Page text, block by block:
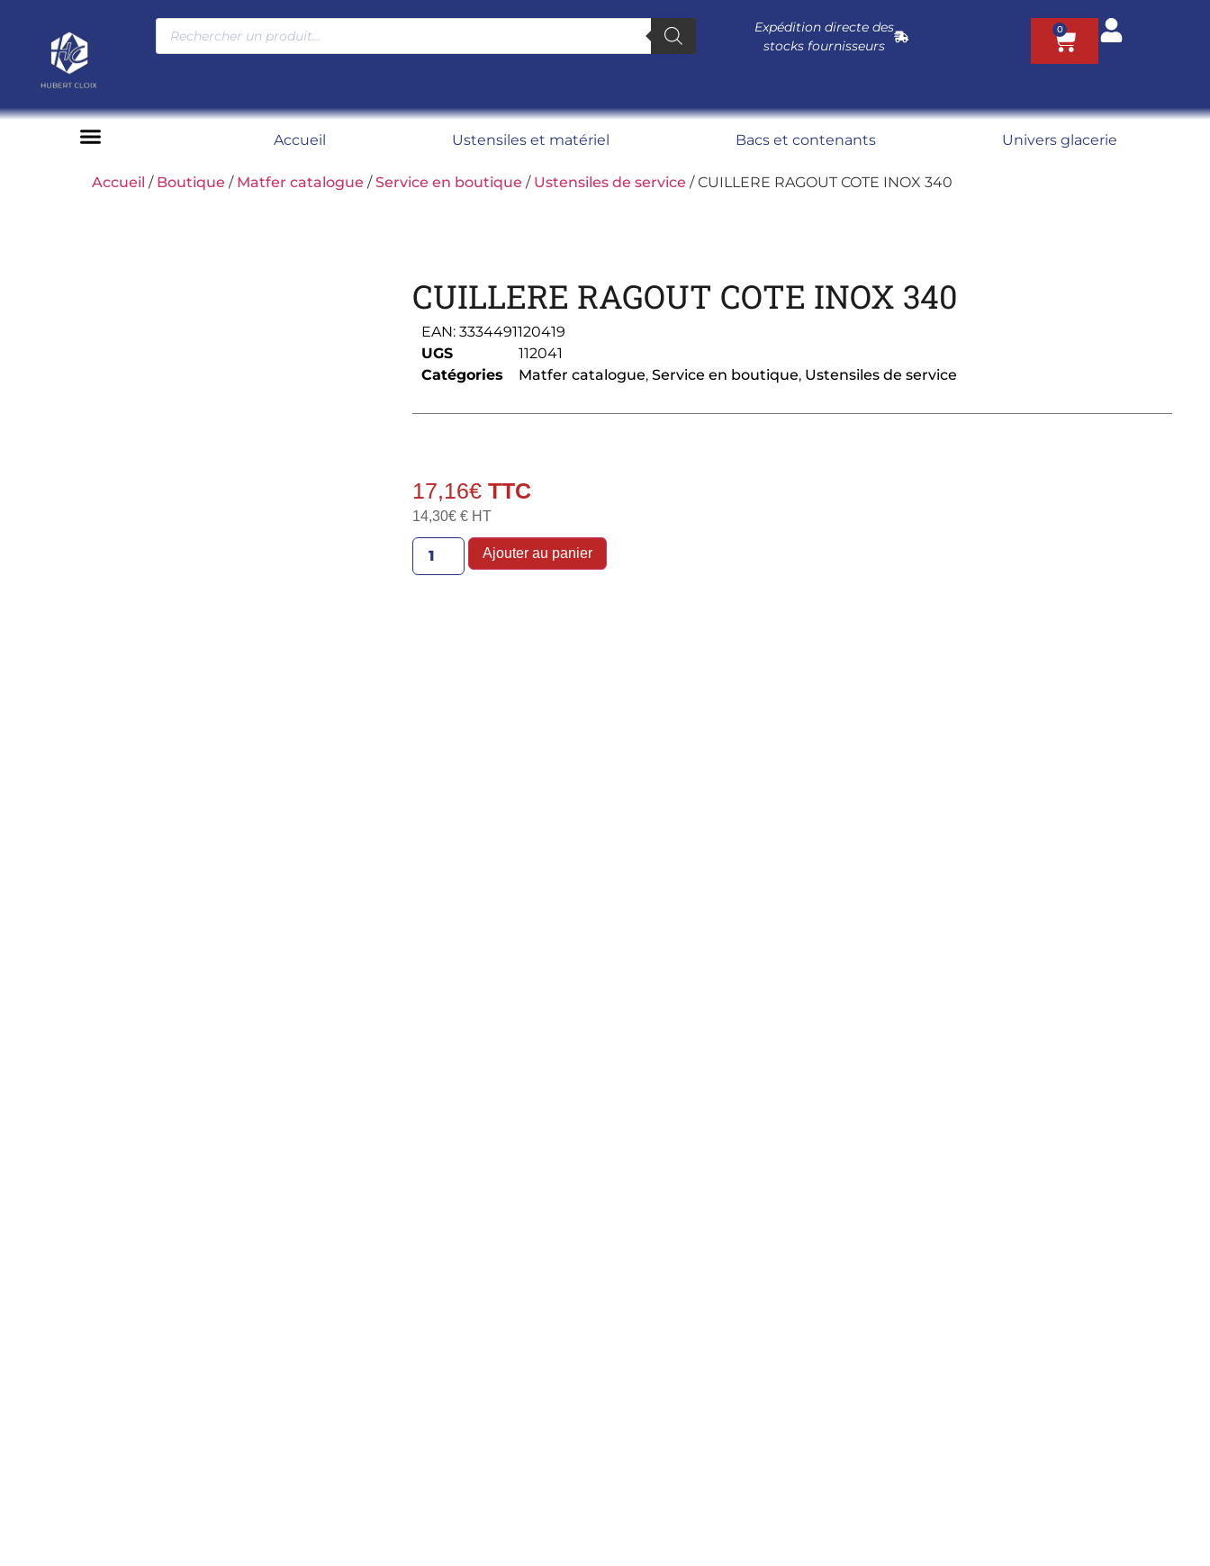
Expédition directe des
stocks fournisseurs
0
Accueil Ustensiles et matériel Bacs et contenants Univers glacerie
Accueil / Boutique / Matfer catalogue /Service en boutique / Ustensiles de service / CUILLERE RAGOUT COTE INOX 340
CUILLERE RAGOUT COTE INOX 340
EAN: 3334491120419
UGS
112041
Catégories
Matfer catalogue, Service en boutique, Ustensiles de service
17,16€
14,30€€ HT
Ajouter au panier